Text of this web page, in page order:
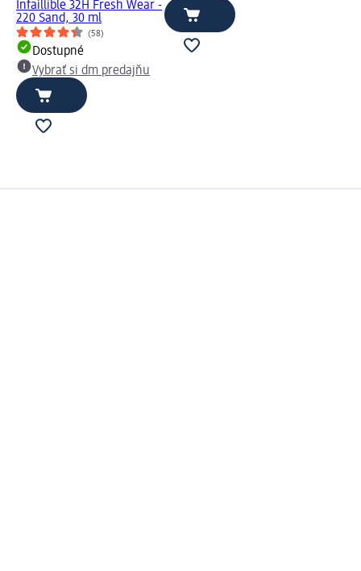
Infaillible 32H Fresh Wear -
220 Sand, 30 ml
(58)
Dostupné
Vybrať si dm predajňu